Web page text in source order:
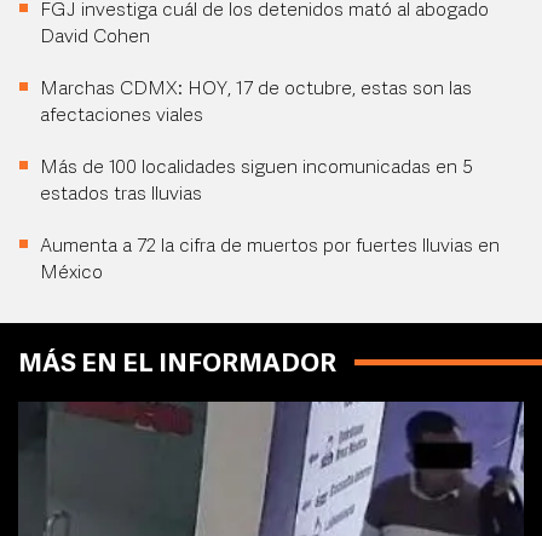
FGJ investiga cuál de los detenidos mató al abogado
David Cohen
Marchas CDMX: HOY, 17 de octubre, estas son las
afectaciones viales
Más de 100 localidades siguen incomunicadas en 5
estados tras lluvias
Aumenta a 72 la cifra de muertos por fuertes lluvias en
México
MÁS EN EL INFORMADOR